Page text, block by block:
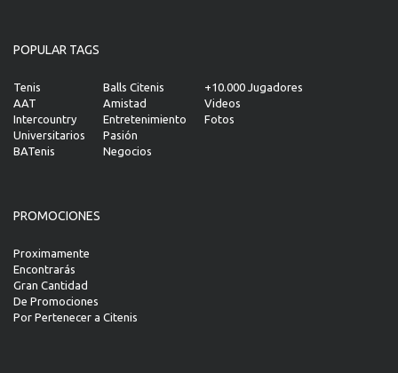
POPULAR TAGS
Tenis
AAT
Intercountry
Universitarios
BATenis
Balls Citenis
Amistad
Entretenimiento
Pasión
Negocios
+10.000 Jugadores
Videos
Fotos
PROMOCIONES
Proximamente
Encontrarás
Gran Cantidad
De Promociones
Por Pertenecer a Citenis